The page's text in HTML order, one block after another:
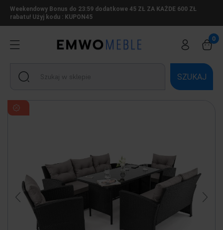
Weekendowy Bonus do 23:59 dodatkowe 45 ZŁ ZA KAŻDE 600 ZŁ
rabatu! Użyj kodu : KUPON45
SZUKAJ